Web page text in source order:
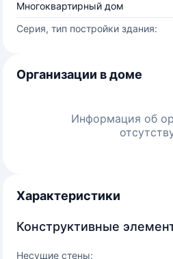
Многоквартирный дом
Серия, тип постройки здания:
Организации в доме
Информация об
Характеристики
Конструктивные
Несущие стены: